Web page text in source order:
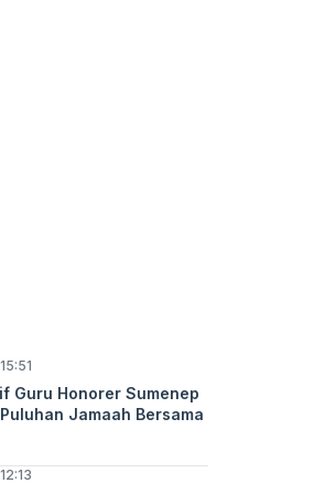
Guru Honorer Sumenep
Jamaah Bersama